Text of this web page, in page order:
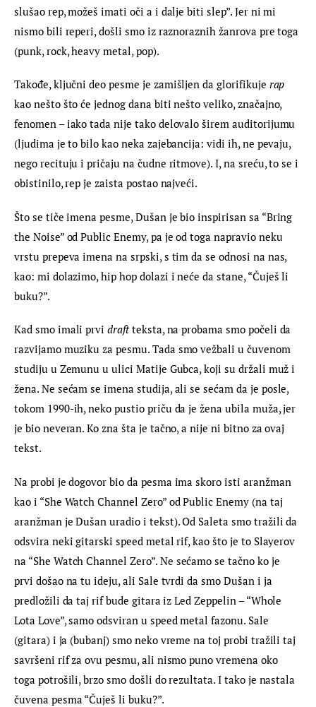
slušao rep, možeš imati oči a i dalje biti slep”. Jer ni mi
nismo bili reperi, došli smo iz raznoraznih žanrova pre toga
(punk, rock, heavy metal, pop).
Takođe, ključni deo pesme je zamišljen da glorifikuje rap
kao nešto što će jednog dana biti nešto veliko, značajno,
fenomen – iako tada nije tako delovalo širem auditorijumu
(ljudima je to bilo kao neka zajebancija: vidi ih, ne pevaju,
nego recituju i pričaju na čudne ritmove). I, na sreću, to se i
obistinilo, rep je zaista postao najveći.
Što se tiče imena pesme, Dušan je bio inspirisan sa “Bring
the Noise” od Public Enemy, pa je od toga napravio neku
vrstu prepeva imena na srpski, s tim da se odnosi na nas,
kao: mi dolazimo, hip hop dolazi i neće da stane, “Čuješ li
buku?”.
Kad smo imali prvi draft teksta, na probama smo počeli da
razvijamo muziku za pesmu. Tada smo vežbali u čuvenom
studiju u Zemunu u ulici Matije Gubca, koji su držali muž i
žena. Ne sećam se imena studija, ali se sećam da je posle,
tokom 1990-ih, neko pustio priču da je žena ubila muža, jer
je bio neveran. Ko zna šta je tačno, a nije ni bitno za ovaj
tekst.
Na probi je dogovor bio da pesma ima skoro isti aranžman
kao i “She Watch Channel Zero” od Public Enemy (na taj
aranžman je Dušan uradio i tekst). Od Saleta smo tražili da
odsvira neki gitarski speed metal rif, kao što je to Slayerov
na “She Watch Channel Zero”. Ne sećamo se tačno ko je
prvi došao na tu ideju, ali Sale tvrdi da smo Dušan i ja
predložili da taj rif bude gitara iz Led Zeppelin – “Whole
Lota Love”, samo odsviran u speed metal fazonu. Sale
(gitara) i ja (bubanj) smo neko vreme na toj probi tražili taj
savršeni rif za ovu pesmu, ali nismo puno vremena oko
toga potrošili, brzo smo došli do rezultata. I tako je nastala
čuvena pesma “Čuješ li buku?”.